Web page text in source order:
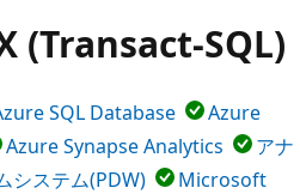
(Transact-SQL)
SQL Database
Azure
Azure Synapse Analytics
アナ
システム(PDW)
Microsoft